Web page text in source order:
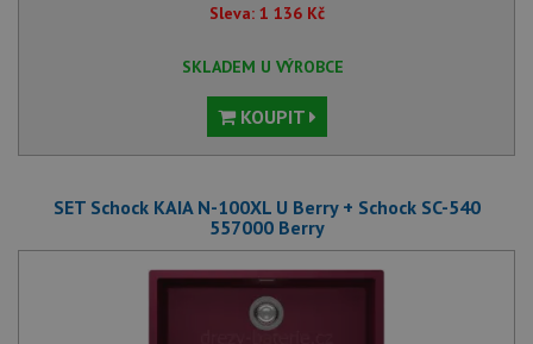
Sleva: 1 136 Kč
SKLADEM U VÝROBCE
KOUPIT
SET Schock KAIA N-100XL U Berry + Schock SC-540
557000 Berry